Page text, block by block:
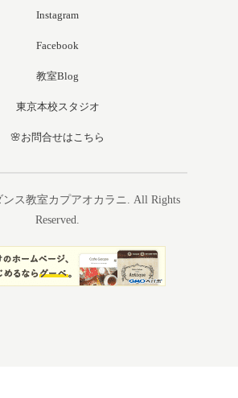
Instagram
Facebook
教室Blog
東京本校スタジオ
🌸お問合せはこちら
ンス教室カプアオカラニ. All Rights
Reserved.